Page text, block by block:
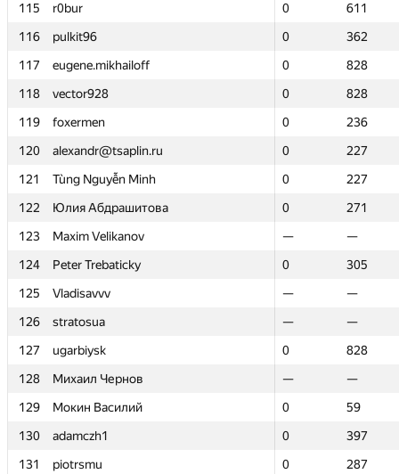
115
r0bur 0
611
116
pulkit96 0
362
117
eugene.mikhailoff 0
828
118
vector928 0
828
119
foxermen 0
236
120
alexandr@tsaplin.ru 0
227
121
Tùng Nguyễn Minh 0
227
122
Юлия Абдрашитова 0
271
123
Maxim Velikanov —
—
124
Peter Trebaticky 0
305
125
Vladisavvv —
—
126
stratosua —
—
127
ugarbiysk 0
828
128
Михаил Чернов —
—
129
Мокин Василий 0
59
130
adamczh1 0
397
131
piotrsmu 0
287
115
r0bur 0
611
116
pulkit96 0
362
117
eugene.mikhailoff 0
828
118
vector928 0
828
119
foxermen 0
236
120
alexandr@tsaplin.ru 0
227
121
Tùng Nguyễn Minh 0
227
122
Юлия Абдрашитова 0
271
123
Maxim Velikanov —
—
124
Peter Trebaticky 0
305
125
Vladisavvv —
—
126
stratosua —
—
127
ugarbiysk 0
828
128
Михаил Чернов —
—
129
Мокин Василий 0
59
130
adamczh1 0
397
131
piotrsmu 0
287